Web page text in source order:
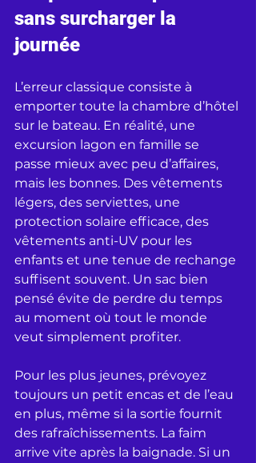
sans surcharger la
journée
L’erreur classique consiste à
emporter toute la chambre d’hôtel
sur le bateau. En réalité, une
excursion lagon en famille se
passe mieux avec peu d’affaires,
mais les bonnes. Des vêtements
légers, des serviettes, une
protection solaire efficace, des
vêtements anti-UV pour les
enfants et une tenue de rechange
suffisent souvent. Un sac bien
pensé évite de perdre du temps
au moment où tout le monde
veut simplement profiter.
Pour les plus jeunes, prévoyez
toujours un petit encas et de l’eau
en plus, même si la sortie fournit
des rafraîchissements. La faim
arrive vite après la baignade. Si un